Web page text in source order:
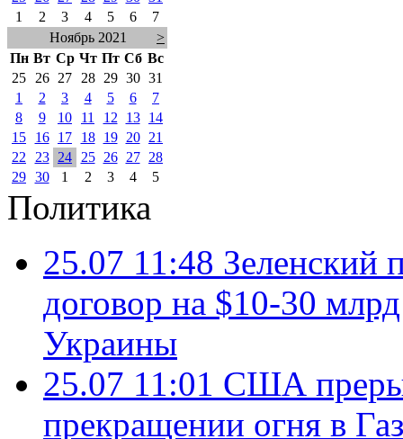
1
2 3 4 5 6
7
Ноябрь 2021
>
Пн Вт Ср Чт Пт Сб Вс
25
26 27 28 29 30 31
1
2 3 4 5 6
7
8
9 10 11 12 13
14
15
16 17 18 19 20
21
22
23 24 25 26 27
28
29 30 1 2 3 4 5
Политика
25.07 11:48 Зеленский
договор на $10-30
Украины
25.07 11:01 США
прекращении огня в